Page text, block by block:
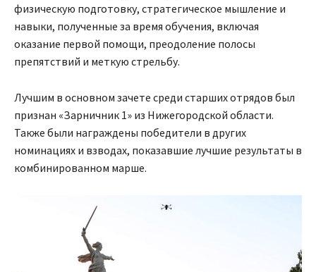
физическую подготовку, стратегическое мышление и
навыки, полученные за время обучения, включая
оказание первой помощи, преодоление полосы
препятствий и меткую стрельбу.
Лучшим в основном зачете среди старших отрядов был
признан «Зарничник 1» из Нижегородской области.
Также были награждены победители в других
номинациях и взводах, показавшие лучшие результаты в
комбинированном марше.